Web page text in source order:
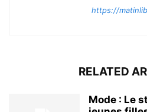
https://
RELATED
Mode : Le